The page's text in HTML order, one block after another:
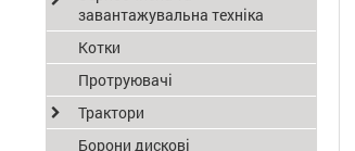
завантажувальна техніка
Котки
Протруювачі
Трактори
Борони дискові